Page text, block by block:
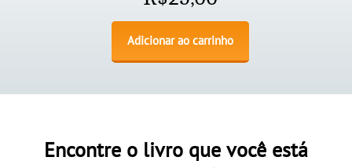
Adicionar ao carrinho
Encontre o livro que você está